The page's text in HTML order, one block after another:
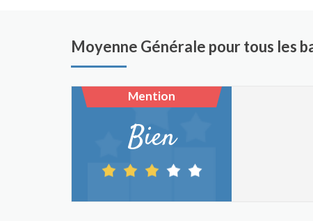
Moyenne Générale pour tous les
Mention
Bien